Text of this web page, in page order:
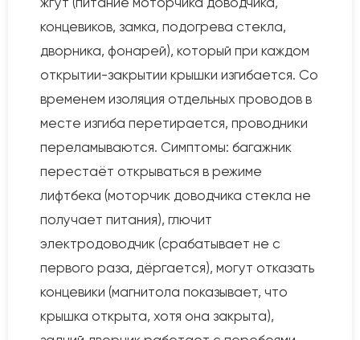
концевиков, замка, подогрева стекла,
дворника, фонарей), который при каждом
открытии-закрытии крышки изгибается. Со
временем изоляция отдельных проводов в
месте изгиба перетирается, проводники
переламываются. Симптомы: багажник
перестаёт открываться в режиме
лифтбека (моторчик доводчика стекла не
получает питания), глючит
электродоводчик (срабатывает не с
первого раза, дёргается), могут отказать
концевики (магнитола показывает, что
крышка открыта, хотя она закрыта),